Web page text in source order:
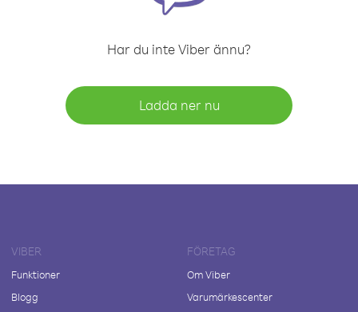
Har du inte Viber ännu?
Ladda ner nu
VIBER
Funktioner
Blogg
FÖRETAG
Om Viber
Varumärkescenter